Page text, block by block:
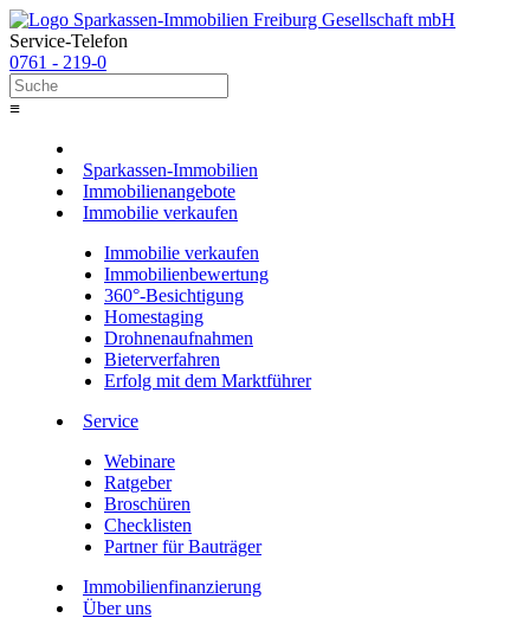
Service-Telefon
0761 - 219-0
≡
Sparkassen-Immobilien
Immobilienangebote
Immobilie verkaufen
Immobilie verkaufen
Immobilienbewertung
360°-Besichtigung
Homestaging
Drohnenaufnahmen
Bieterverfahren
Erfolg mit dem Marktführer
Service
Webinare
Ratgeber
Broschüren
Checklisten
Partner für Bauträger
Immobilienfinanzierung
Über uns